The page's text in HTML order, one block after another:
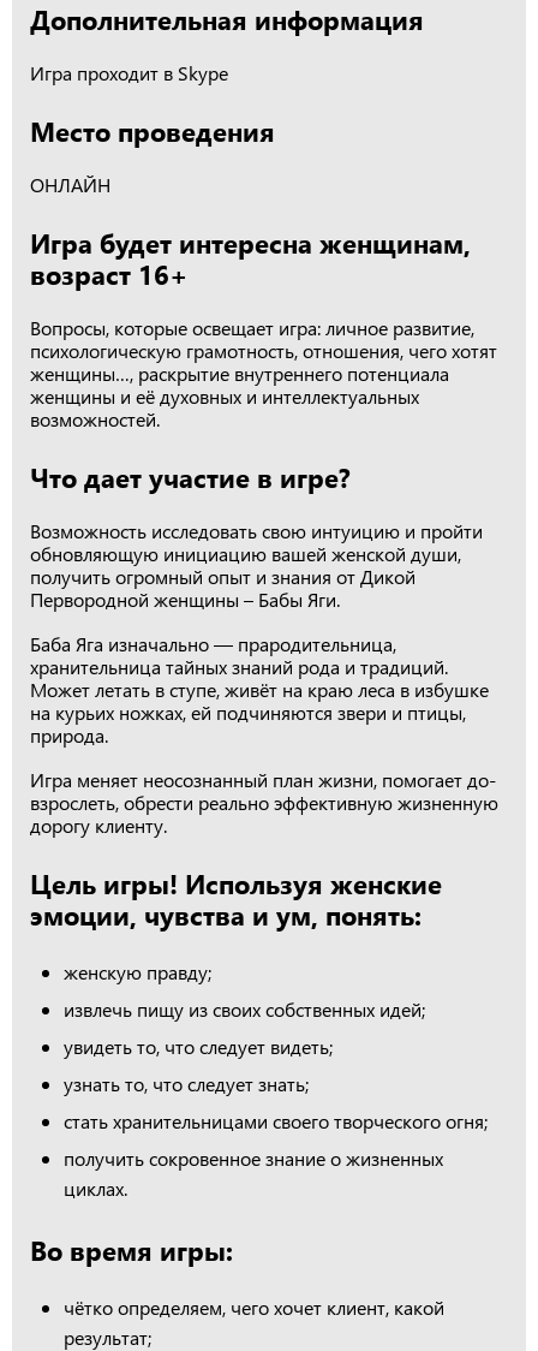
Дополнительная информация
Игра проходит в Skype
Место проведения
ОНЛАЙН
Игра будет интересна женщинам,
возраст 16+
Вопросы, которые освещает игра: личное развитие,
психологическую грамотность, отношения, чего хотят
женщины…, раскрытие внутреннего потенциала
женщины и её духовных и интеллектуальных
возможностей.
Что дает участие в игре?
Возможность исследовать свою интуицию и пройти
обновляющую инициацию вашей женской души,
получить огромный опыт и знания от Дикой
Первородной женщины – Бабы Яги.
Баба Яга изначально — прародительница,
хранительница тайных знаний рода и традиций.
Может летать в ступе, живёт на краю леса в избушке
на курьих ножках, ей подчиняются звери и птицы,
природа.
Игра меняет неосознанный план жизни, помогает до-
взрослеть, обрести реально эффективную жизненную
дорогу клиенту.
Цель игры! Используя женские
эмоции, чувства и ум, понять:
женскую правду;
извлечь пищу из своих собственных идей;
увидеть то, что следует видеть;
узнать то, что следует знать;
стать хранительницами своего творческого огня;
получить сокровенное знание о жизненных
циклах.
Во время игры:
чётко определяем, чего хочет клиент, какой
результат;